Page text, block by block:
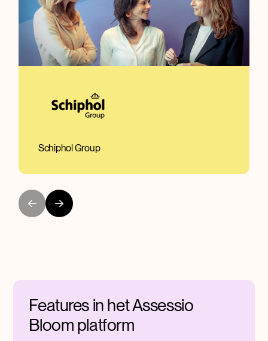
Schiphol Group
De Toekomst van Brabant
Randstad
Berenschot
Features in het Assessio
Bloom platform